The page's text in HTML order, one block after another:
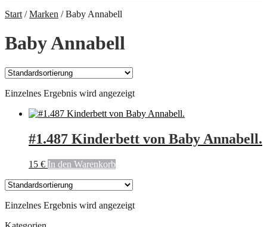
Start /Marken /Baby Annabell
Baby Annabell
Einzelnes Ergebnis wird angezeigt
#1.487 Kinderbett von Baby Annabell.
15 € In den Warenkorb
Einzelnes Ergebnis wird angezeigt